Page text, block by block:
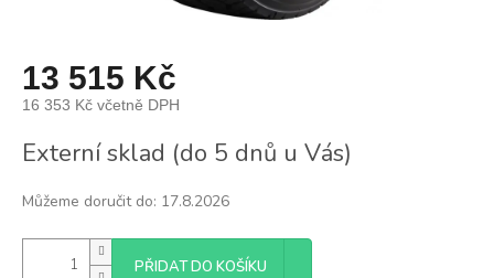
13 515 Kč
16 353 Kč včetně DPH
cena:
Externí sklad (do 5 dnů u Vás)
Můžeme doručit do: 17.8.2026
PŘIDAT DO KOŠÍKU